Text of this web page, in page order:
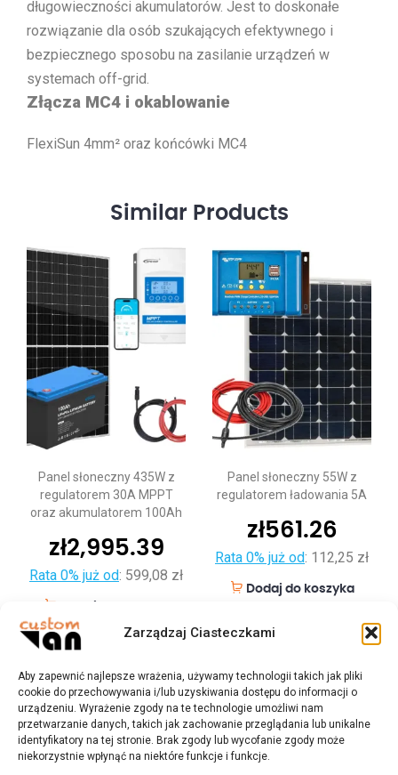
Zarządzaj Ciasteczkami
Aby zapewnić najlepsze wrażenia, używamy technologii takich jak pliki
cookie do przechowywania i/lub uzyskiwania dostępu do informacji o
urządzeniu. Wyrażenie zgody na te technologie umożliwi nam
przetwarzanie danych, takich jak zachowanie przeglądania lub unikalne
identyfikatory na tej stronie. Brak zgody lub wycofanie zgody może
niekorzystnie wpłynąć na niektóre funkcje i funkcje.
długowieczności akumulatorów. Jest to doskonałe
rozwiązanie dla osób szukających efektywnego i
bezpiecznego sposobu na zasilanie urządzeń w
systemach off-grid.
Złącza MC4 i okablowanie
FlexiSun 4mm² oraz końcówki MC4
Similar Products
Panel słoneczny 435W z
regulatorem 30A MPPT
oraz akumulatorem 100Ah
zł2,995.39
Rata 0% już od: 599,08 zł
Panel słoneczny 55W z
regulatorem ładowania 5A
zł561.26
Rata 0% już od: 112,25 zł
Dodaj do koszyka